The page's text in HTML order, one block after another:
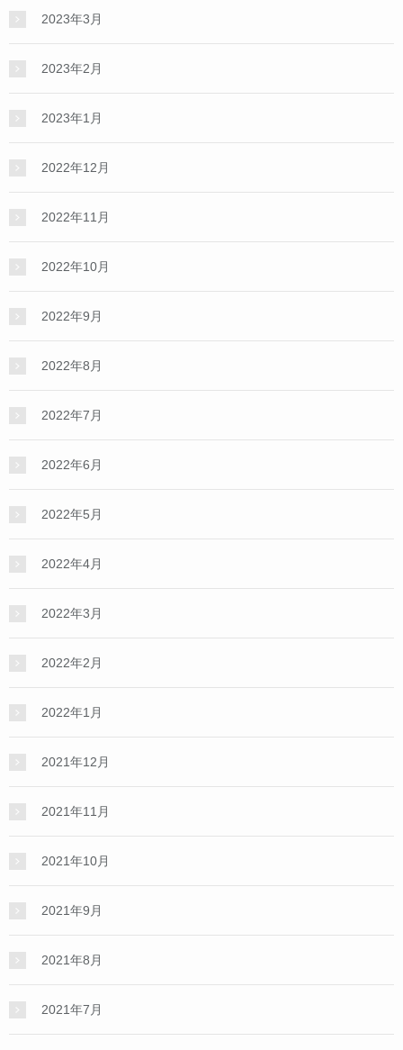
2023年3月
2023年2月
2023年1月
2022年12月
2022年11月
2022年10月
2022年9月
2022年8月
2022年7月
2022年6月
2022年5月
2022年4月
2022年3月
2022年2月
2022年1月
2021年12月
2021年11月
2021年10月
2021年9月
2021年8月
2021年7月